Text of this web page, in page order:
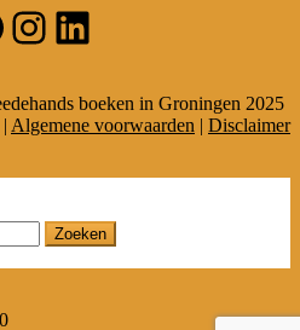
Instagram
LinkedIn
boeken in Groningen 2025
| Algemene voorwaarden | Disclaimer
Zoeken